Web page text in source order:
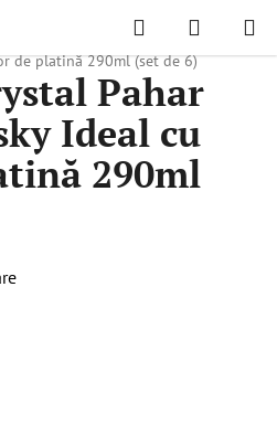
Căutare
DE
produsele
Bohemia Crystal Pahar
de platină 290ml (set de 6)
Pahar
Ideal cu
290ml